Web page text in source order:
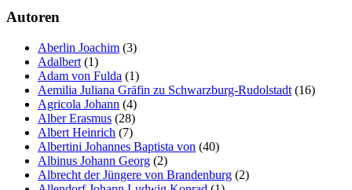
Autoren
Aberlin Joachim (3)
Adalbert (1)
Adam von Fulda (1)
Aemilia Juliana Gräfin zu Schwarzburg-Rudolstadt (16)
Agricola Johann (4)
Alber Erasmus (28)
Albert Heinrich (7)
Albertini Johannes Baptista von (40)
Albinus Johann Georg (2)
Albrecht der Jüngere von Brandenburg (2)